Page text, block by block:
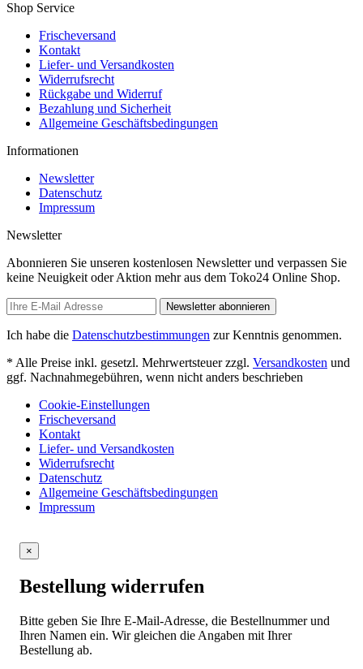
Shop Service
Frischeversand
Kontakt
Liefer- und Versandkosten
Widerrufsrecht
Rückgabe und Widerruf
Bezahlung und Sicherheit
Allgemeine Geschäftsbedingungen
Informationen
Newsletter
Datenschutz
Impressum
Newsletter
Abonnieren Sie unseren kostenlosen Newsletter und verpassen Sie
keine Neuigkeit oder Aktion mehr aus dem Toko24 Online Shop.
Newsletter abonnieren
Ich habe die Datenschutzbestimmungen zur Kenntnis genommen.
* Alle Preise inkl. gesetzl. Mehrwertsteuer zzgl. Versandkosten und
ggf. Nachnahmegebühren, wenn nicht anders beschrieben
Cookie-Einstellungen
Frischeversand
Kontakt
Liefer- und Versandkosten
Widerrufsrecht
Datenschutz
Allgemeine Geschäftsbedingungen
Impressum
×
Bestellung widerrufen
Bitte geben Sie Ihre E-Mail-Adresse, die Bestellnummer und
Ihren Namen ein. Wir gleichen die Angaben mit Ihrer
Bestellung ab.